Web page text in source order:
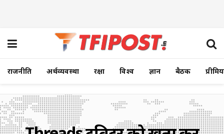
राजनीति अर्थव्यवस्था रक्षा विश्व ज्ञान बैठक